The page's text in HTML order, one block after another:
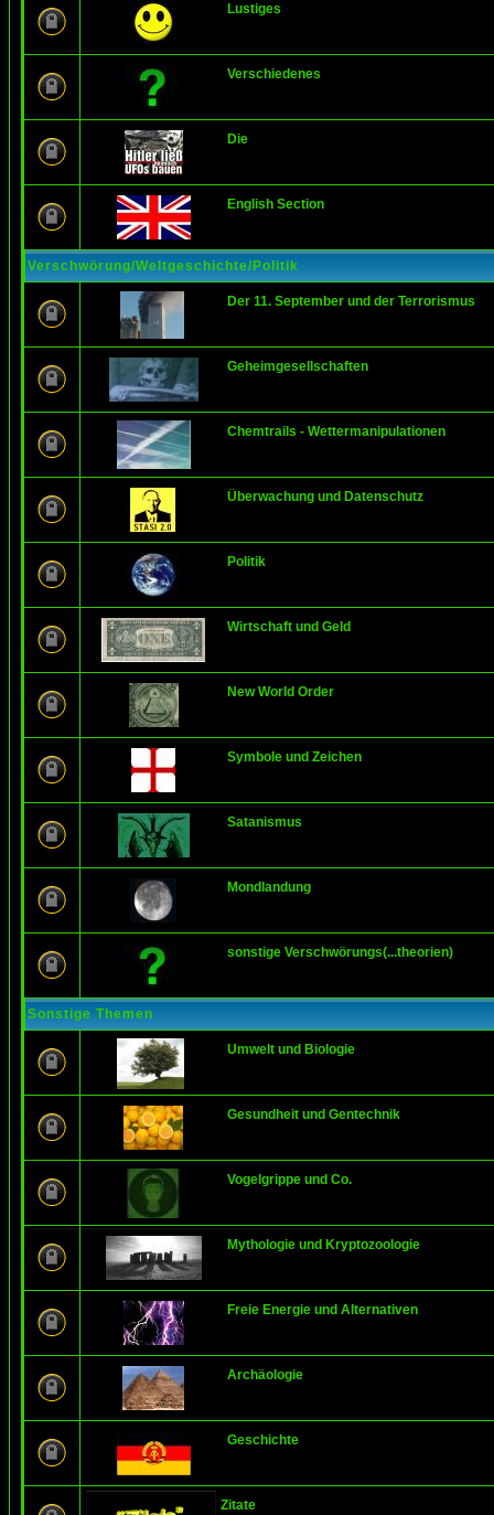
Lustiges
Verschiedenes
Die
English Section
Verschwörung/Weltgeschichte/Politik
Der 11. September und der Terrorismus
Geheimgesellschaften
Chemtrails - Wettermanipulationen
Überwachung und Datenschutz
Politik
Wirtschaft und Geld
New World Order
Symbole und Zeichen
Satanismus
Mondlandung
sonstige Verschwörungs(...theorien)
Sonstige Themen
Umwelt und Biologie
Gesundheit und Gentechnik
Vogelgrippe und Co.
Mythologie und Kryptozoologie
Freie Energie und Alternativen
Archäologie
Geschichte
Zitate